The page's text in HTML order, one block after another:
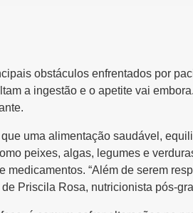
obstáculos enfrentados por
a ingestão e o apetite vai
uma alimentação saudável,
peixes, algas, legumes e
medicamentos. “Além de serem
Priscila Rosa, nutricionista pós-